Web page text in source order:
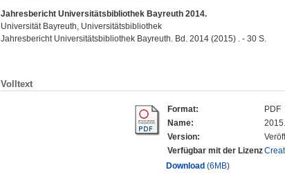
Jahresbericht Universitätsbibliothek Bayreuth 2014.
Universität Bayreuth, Universitätsbibliothek
Jahresbericht Universitätsbibliothek Bayreuth. Bd. 2014 (2015) . - 30 S.
Volltext
Format:
PDF
Name:
Version:
Verfügbar mit der Lizenz
Download (6MB)